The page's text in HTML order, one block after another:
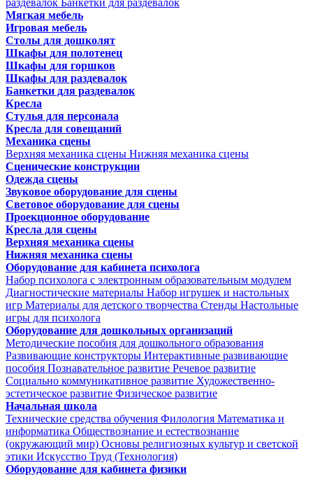
раздевалок Банкетки для раздевалок
Мягкая мебель
Игровая мебель
Столы для дошколят
Шкафы для полотенец
Шкафы для горшков
Шкафы для раздевалок
Банкетки для раздевалок
Кресла
Стулья для персонала
Кресла для совещаний
Механика сцены
Верхняя механика сцены Нижняя механика сцены
Сценические конструкции
Одежда сцены
Звуковое оборудование для сцены
Световое оборудование для сцены
Проекционное оборудование
Кресла для сцены
Верхняя механика сцены
Нижняя механика сцены
Оборудование для кабинета психолога
Набор психолога с электронным образовательным модулем
Диагностические материалы Набор игрушек и настольных
игр Материалы для детского творчества Стенды Настольные
игры для психолога
Оборудование для дошкольных организаций
Методические пособия для дошкольного образования
Развивающие конструкторы Интерактивные развивающие
пособия Познавательное развитие Речевое развитие
Социально коммуникативное развитие Художественно-
эстетическое развитие Физическое развитие
Начальная школа
Технические средства обучения Филология Математика и
информатика Обществознание и естествознание
(окружающий мир) Основы религиозных культур и светской
этики Искусство Труд (Технология)
Оборудование для кабинета физики